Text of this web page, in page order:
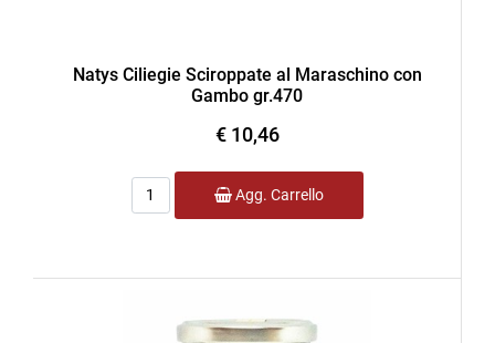
Natys Ciliegie Sciroppate al Maraschino con
Gambo gr.470
€ 10,46
Quantità
Agg. Carrello